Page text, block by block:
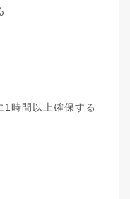
1時間以上確保する